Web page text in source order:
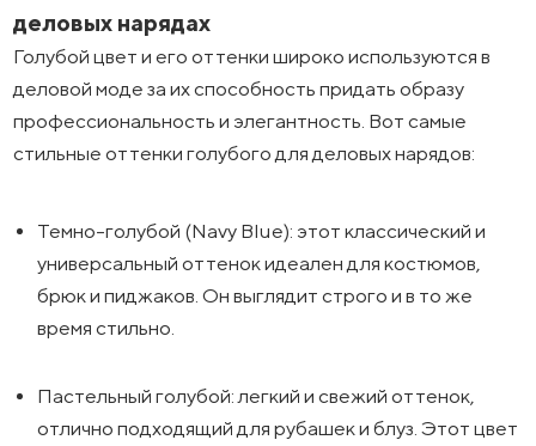
деловых нарядах
Голубой цвет и его оттенки широко используются в
деловой моде за их способность придать образу
профессиональность и элегантность. Вот самые
стильные оттенки голубого для деловых нарядов:
Темно-голубой (Navy Blue): этот классический и
универсальный оттенок идеален для костюмов,
брюк и пиджаков. Он выглядит строго и в то же
время стильно.
Пастельный голубой: легкий и свежий оттенок,
отлично подходящий для рубашек и блуз. Этот цвет